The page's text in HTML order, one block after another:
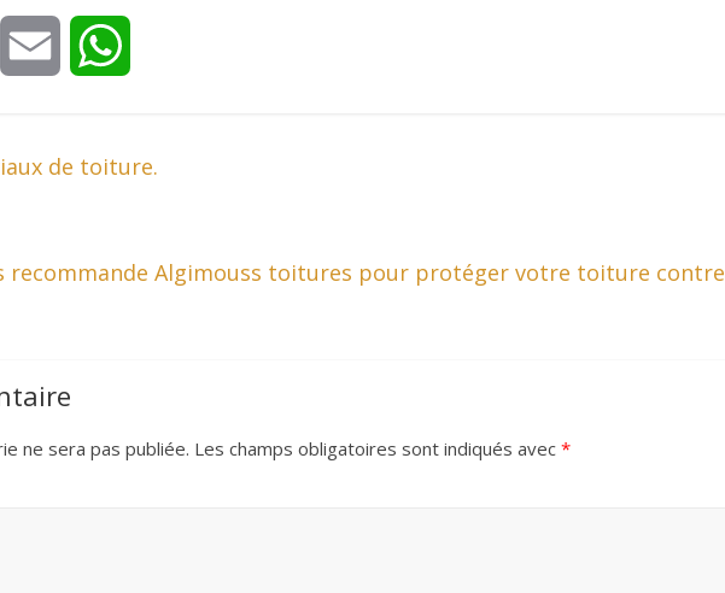
a
l
a
s
de toiture.
recommande Algimouss toitures pour protéger votre toiture contre
ne sera pas publiée. Les champs obligatoires sont indiqués avec *